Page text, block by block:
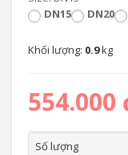
DN15
DN20
Khối lượng: 0.9kg
554.000
Số lượng